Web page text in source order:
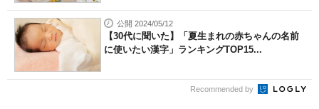
公開 2024/05/12
【30代に聞いた】「夏生まれの赤ちゃんの名前
に使いたい漢字」ランキングTOP15...
Recommended by